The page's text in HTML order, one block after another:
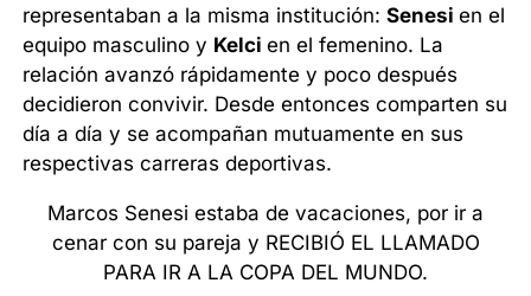
representaban a la misma institución:Senesien el
equipo masculino y Kelcien el femenino. La
relación avanzó rápidamente y poco después
decidieron convivir. Desde entonces comparten su
día a día y se acompañan mutuamente en sus
respectivas carreras deportivas.
Marcos Senesi estaba de vacaciones, por ir a
cenar con su pareja y RECIBIÓ EL LLAMADO
PARA IR A LA COPA DEL MUNDO.